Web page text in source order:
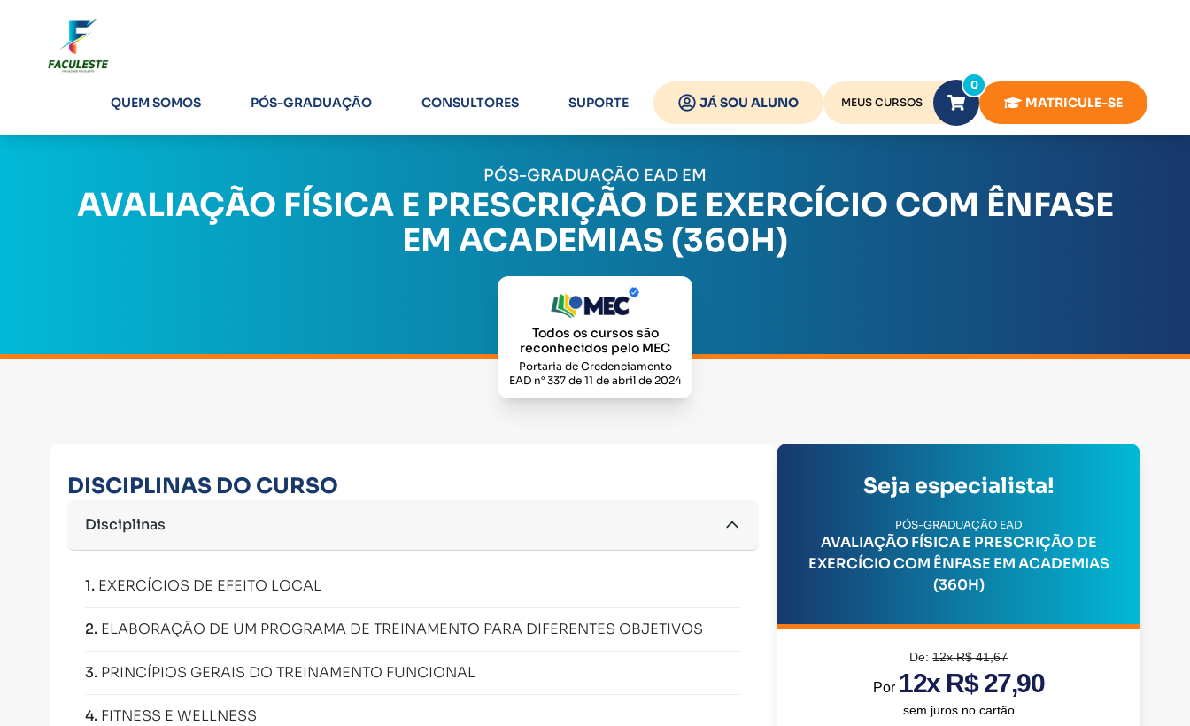
QUEM SOMOS PÓS-GRADUAÇÃO CONSULTORES SUPORTE JÁ SOU ALUNO MEUS CURSOS
0
MATRICULE-SE
PÓS-GRADUAÇÃO EAD EM
AVALIAÇÃO FÍSICA E PRESCRIÇÃO DE EXERCÍCIO COM ÊNFASE
EM ACADEMIAS (360H)
Todos os cursos são
reconhecidos pelo MEC
Portaria de Credenciamento
EAD n° 337 de 11 de abril de 2024
DISCIPLINAS DO CURSO
Disciplinas
1. EXERCÍCIOS DE EFEITO LOCAL
2. ELABORAÇÃO DE UM PROGRAMA DE TREINAMENTO PARA DIFERENTES OBJETIVOS
3. PRINCÍPIOS GERAIS DO TREINAMENTO FUNCIONAL
4. FITNESS E WELLNESS
Seja especialista!
PÓS-GRADUAÇÃO EAD
AVALIAÇÃO FÍSICA E PRESCRIÇÃO DE
EXERCÍCIO COM ÊNFASE EM ACADEMIAS
(360H)
De:12x R$ 41,67
Por 12x R$ 27,90
sem juros no cartão